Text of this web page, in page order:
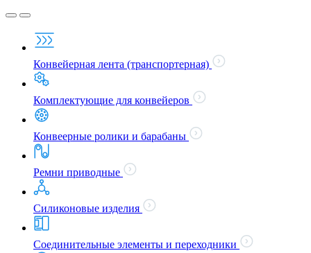
Конвейерная лента (транспортерная)
Комплектующие для конвейеров
Конвеерные ролики и барабаны
Ремни приводные
Силиконовые изделия
Соединительные элементы и переходники